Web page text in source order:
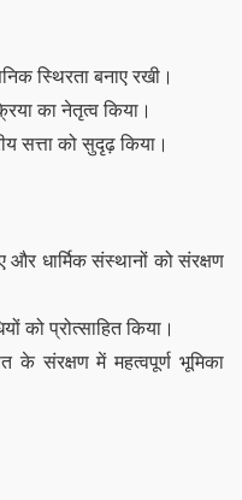
स्थिरता बनाए रखी।
का नेतृत्व किया।
सत्ता को सुदृढ़ किया।
और धार्मिक संस्थानों को संरक्षण
को प्रोत्साहित किया।
के संरक्षण में महत्वपूर्ण भूमिका